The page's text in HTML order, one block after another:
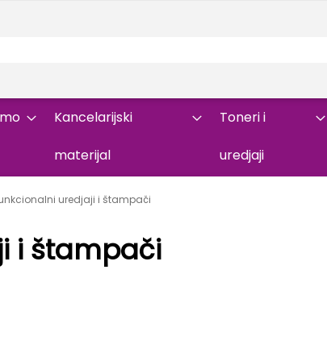
Kancelarijski
materijal
Toneri i
uredjaji
uredjaji i štampači
i štampači